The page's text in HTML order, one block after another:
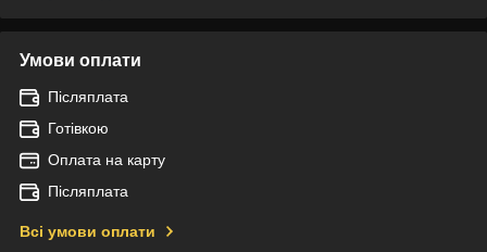
Умови оплати
Післяплата
Готівкою
Оплата на карту
Післяплата
Всі умови оплати